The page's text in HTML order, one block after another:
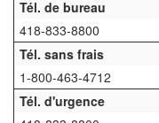
Tél. de bureau
418-833-8800
Tél. sans frais
1-800-463-4712
Tél. d'urgence